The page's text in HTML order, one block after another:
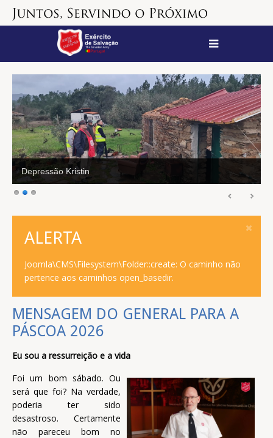
Depressão Kristin
ALERTA
Joomla\CMS\Filesystem\Folder::create: O caminho não
pertence aos caminhos open_basedir.
MENSAGEM DO GENERAL PARA A
PÁSCOA 2026
Eu sou a ressurreição e a vida
Foi um bom sábado. Ou
será que foi? Na verdade,
poderia ter sido
desastroso. Certamente
não pareceu bom no